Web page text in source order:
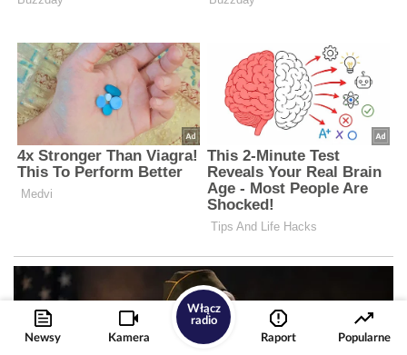
Newsy Kamera
Włącz
radio
Raport
Popularne